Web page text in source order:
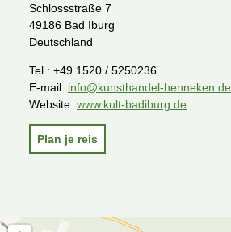
Schlossstraße 7
49186 Bad Iburg
Deutschland
Tel.: +49 1520 / 5250236
E-mail: info@kunsthandel-henneken.de
Website: www.kult-badiburg.de
Plan je reis